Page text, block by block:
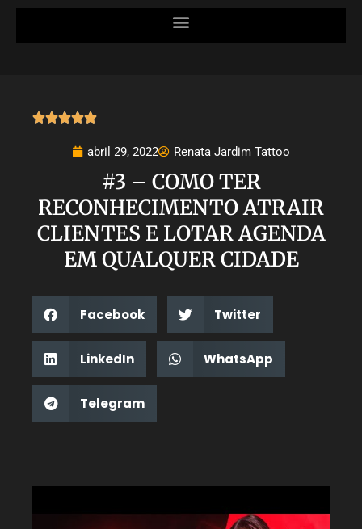

abril 29, 2022 Renata Jardim Tattoo
#3 – COMO TER
RECONHECIMENTO ATRAIR
CLIENTES E LOTAR AGENDA
EM QUALQUER CIDADE
Facebook Twitter
LinkedIn WhatsApp
Telegram